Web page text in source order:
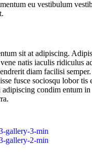
eu vestibulum
sit at adipiscing.
natis iaculis ridiculus
diam facilisi
fusce sociosqu lobor tis
condim entum in